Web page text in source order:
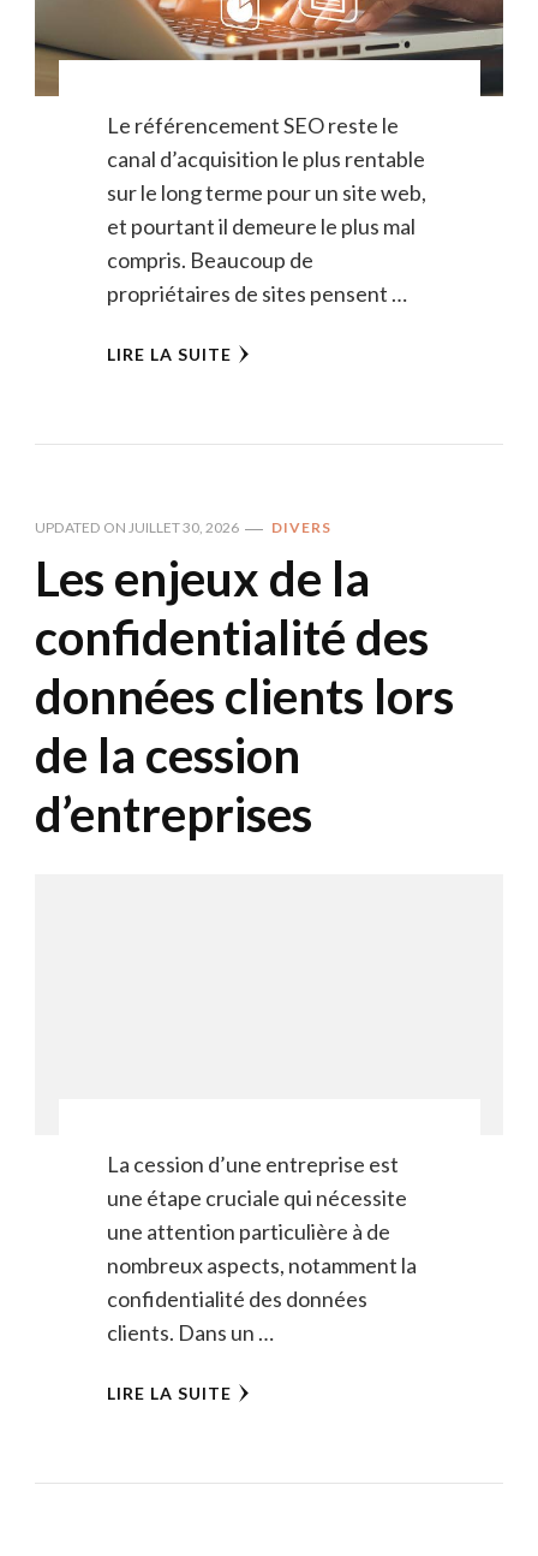
Le référencement SEO reste le
canal d’acquisition le plus rentable
sur le long terme pour un site web,
et pourtant il demeure le plus mal
compris. Beaucoup de
propriétaires de sites pensent …
LIRE LA SUITE
UPDATED ON JUILLET 30, 2026 DIVERS
Les enjeux de la
confidentialité des
données clients lors
de la cession
d’entreprises
La cession d’une entreprise est
une étape cruciale qui nécessite
une attention particulière à de
nombreux aspects, notamment la
confidentialité des données
clients. Dans un …
LIRE LA SUITE